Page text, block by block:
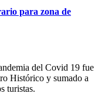
para zona de
del Covid 19 fue
Histórico y sumado a
turistas.